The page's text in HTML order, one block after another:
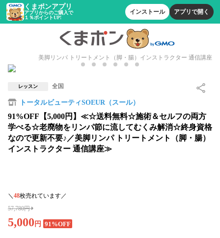
くまポンアプリ
アプリからのご購入で
１％ポイントUP!
インストール アプリで開く
美脚リンパ トリートメント（脚・腸）インストラクター 通信講座
レッスン 全国
トータルビューティSOEUR（スール）
91%OFF【5,000円】≪☆送料無料☆施術＆セルフの両方
学べる☆老廃物をリンパ節に流してむくみ解消☆終身資格
なので更新不要♪／美脚リンパ トリートメント（脚・腸）
インストラクター 通信講座≫
＼ 48枚売れています／
57,780円
5,000 円 91%OFF